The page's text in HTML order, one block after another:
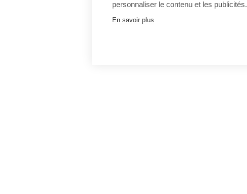
personnaliser le contenu et les publicités.
En savoir plus